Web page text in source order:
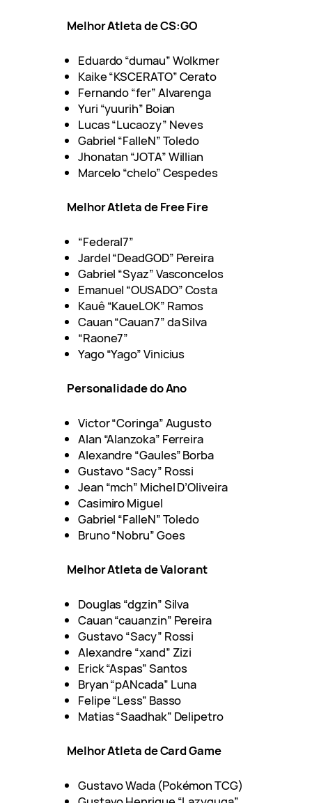
Melhor Atleta de CS:GO
Eduardo “dumau” Wolkmer
Kaike “KSCERATO” Cerato
Fernando “fer” Alvarenga
Yuri “yuurih” Boian
Lucas “Lucaozy” Neves
Gabriel “FalleN” Toledo
Jhonatan “JOTA” Willian
Marcelo “chelo” Cespedes
Melhor Atleta de Free Fire
“Federal7”
Jardel “DeadGOD” Pereira
Gabriel “Syaz” Vasconcelos
Emanuel “OUSADO” Costa
Kauê “KaueLOK” Ramos
Cauan “Cauan7” da Silva
“Raone7”
Yago “Yago” Vinicius
Personalidade do Ano
Victor “Coringa” Augusto
Alan “Alanzoka” Ferreira
Alexandre “Gaules” Borba
Gustavo “Sacy” Rossi
Jean “mch” Michel D’Oliveira
Casimiro Miguel
Gabriel “FalleN” Toledo
Bruno “Nobru” Goes
Melhor Atleta de Valorant
Douglas “dgzin” Silva
Cauan “cauanzin” Pereira
Gustavo “Sacy” Rossi
Alexandre “xand” Zizi
Erick “Aspas” Santos
Bryan “pANcada” Luna
Felipe “Less” Basso
Matias “Saadhak” Delipetro
Melhor Atleta de Card Game
Gustavo Wada (Pokémon TCG)